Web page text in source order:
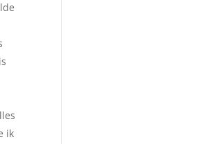
ik